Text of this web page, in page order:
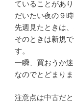
ていることがあり
だいたい夜の９
先週見たときは
そのときは新規
す。
一瞬、買おうか
なのでとどまりま
注意点は中古だと